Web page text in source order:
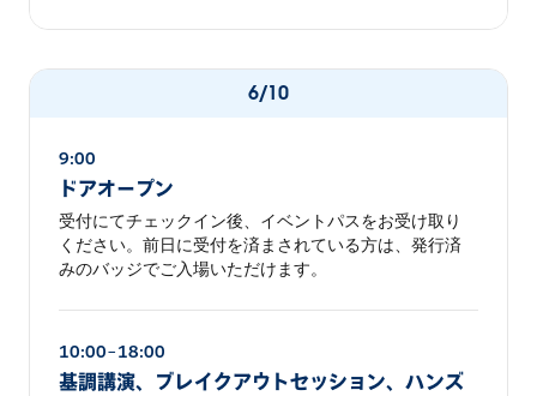
6/10
9:00
ドアオープン
受付にてチェックイン後、イベントパスをお受け取り
ください。前日に受付を済まされている方は、発行済
みのバッジでご入場いただけます。
10:00–18:00
基調講演、ブレイクアウトセッション、ハンズ